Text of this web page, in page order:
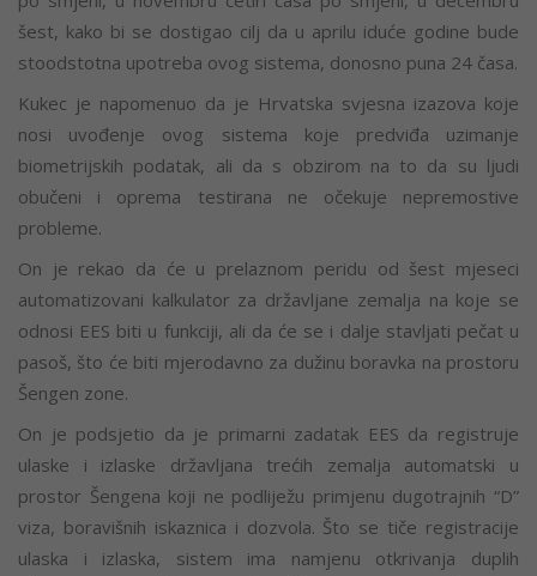
šest, kako bi se dostigao cilj da u aprilu iduće godine bude
stoodstotna upotreba ovog sistema, donosno puna 24 časa.
Kukec je napomenuo da je Hrvatska svjesna izazova koje
nosi uvođenje ovog sistema koje predviđa uzimanje
biometrijskih podatak, ali da s obzirom na to da su ljudi
obučeni i oprema testirana ne očekuje nepremostive
probleme.
On je rekao da će u prelaznom peridu od šest mjeseci
automatizovani kalkulator za državljane zemalja na koje se
odnosi EES biti u funkciji, ali da će se i dalje stavljati pečat u
pasoš, što će biti mjerodavno za dužinu boravka na prostoru
Šengen zone.
On je podsjetio da je primarni zadatak EES da registruje
ulaske i izlaske državljana trećih zemalja automatski u
prostor Šengena koji ne podliježu primjenu dugotrajnih “D”
viza, boravišnih iskaznica i dozvola. Što se tiče registracije
ulaska i izlaska, sistem ima namjenu otkrivanja duplih